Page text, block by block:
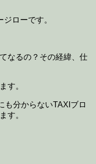
ローです。
なるの？その経緯、仕
す。
も分からないTAXIブロ
す。